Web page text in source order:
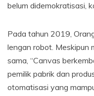
belum didemokratisasi,
Pada tahun 2019,
lengan robot. Meskipun
sama, “Canvas
pemilik pabrik dan
otomatisasi yang